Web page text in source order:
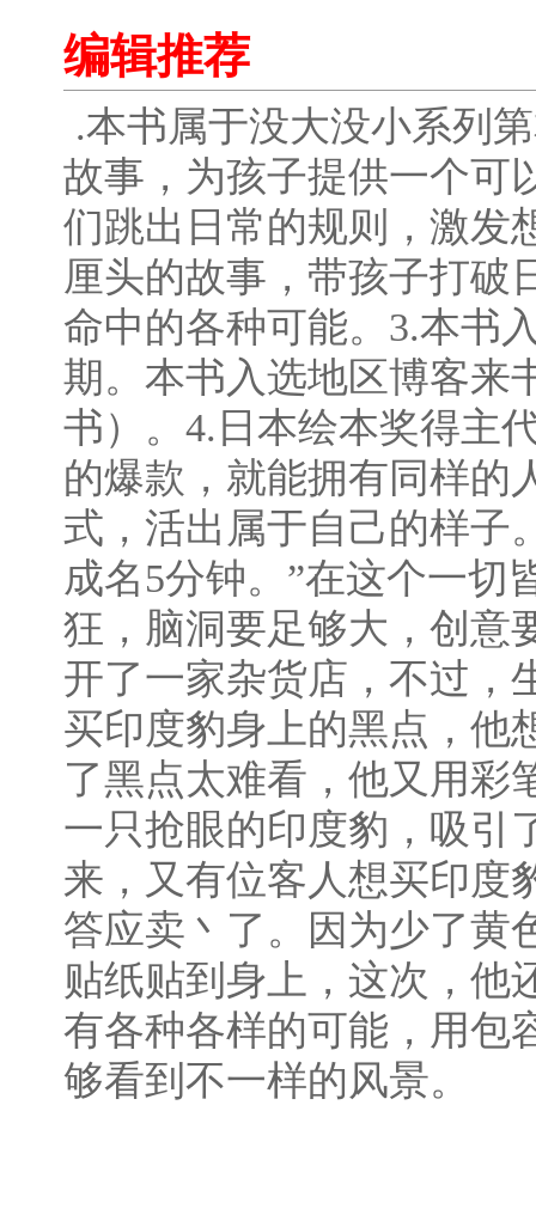
编辑推荐
.本书属于没大没小系列
故事，为孩子提供一个可
们跳出日常的规则，激发
厘头的故事，带孩子打破
命中的各种可能。3.本书
期。本书入选地区博客来
书）。4.日本绘本奖得主
的爆款，就能拥有同样的
式，活出属于自己的样子
成名5分钟。”在这个一切
狂，脑洞要足够大，创意
开了一家杂货店，不过，
买印度豹身上的黑点，他
了黑点太难看，他又用彩
一只抢眼的印度豹，吸引
来，又有位客人想买印度
答应卖丶了。因为少了黄
贴纸贴到身上，这次，他
有各种各样的可能，用包
够看到不一样的风景。